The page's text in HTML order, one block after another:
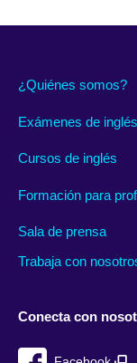
¿Quiénes somos?
Exámenes de inglés
Cursos de inglés
Formación para
Sala de prensa
Trabaja con
Conecta con